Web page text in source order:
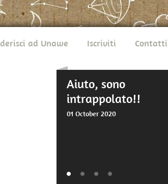
ad Unawe Iscriviti Contatti
Aiuto, sono
intrappolato!!
01 October 2020